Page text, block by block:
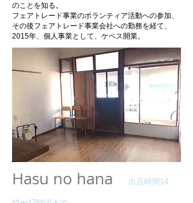
のことを知る。
フェアトレード事業のボランティア活動への参加、
その後フェアトレード事業会社への勤務を経て、
2015年、個人事業として、ケペス開業。
Hasu no hana 出店時間14